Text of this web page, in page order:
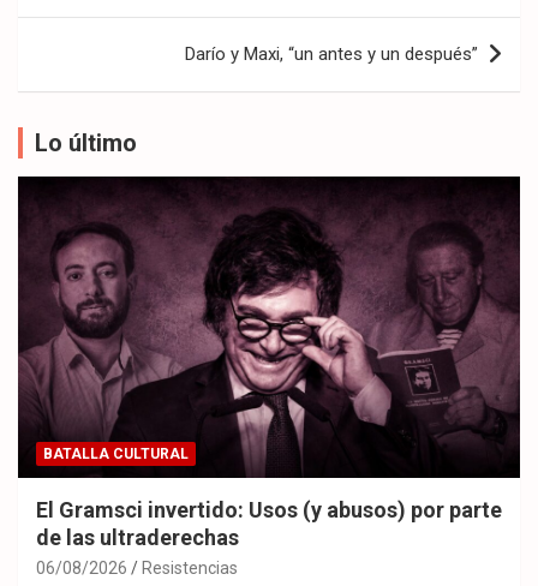
entradas
Darío y Maxi, “un antes y un después”‌‌‌‌
Lo último
BATALLA CULTURAL
El Gramsci invertido: Usos (y abusos) por parte
de las ultraderechas
06/08/2026 Resistencias